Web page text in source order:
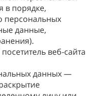
в порядке,
персональных
данные,
веб-сайта
данных —